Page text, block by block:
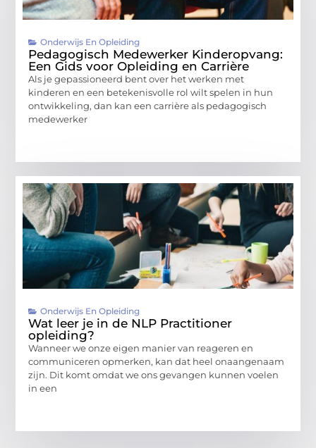
Onderwijs En Opleiding
Pedagogisch Medewerker Kinderopvang:
Een Gids voor Opleiding en Carrière
Als je gepassioneerd bent over het werken met
kinderen en een betekenisvolle rol wilt spelen in hun
ontwikkeling, dan kan een carrière als pedagogisch
medewerker
Onderwijs En Opleiding
Wat leer je in de NLP Practitioner
opleiding?
Wanneer we onze eigen manier van reageren en
communiceren opmerken, kan dat heel onaangenaam
zijn. Dit komt omdat we ons gevangen kunnen voelen
in een